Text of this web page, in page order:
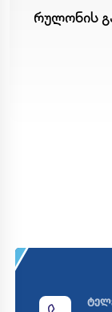
რულონის